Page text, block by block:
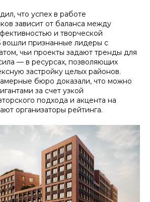
что успех в работе
зависит от баланса между
и творческой
вошли признанные лидеры с
чьи проекты задают тренды для
— в ресурсах, позволяющих
застройку целых районов.
бюро доказали, что можно
за счет узкой
подхода и акцента на
организаторы рейтинга.